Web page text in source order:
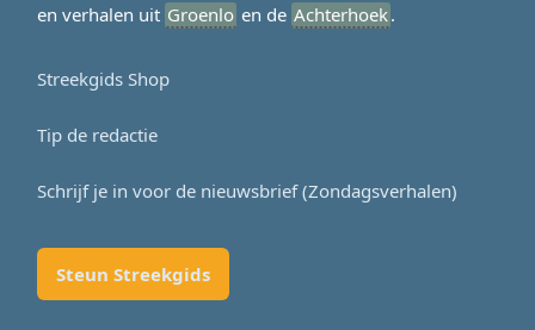
en verhalen uit Groenlo en de Achterhoek.
Streekgids Shop
Tip de redactie
Schrijf je in voor de nieuwsbrief (Zondagsverhalen)
Steun Streekgids